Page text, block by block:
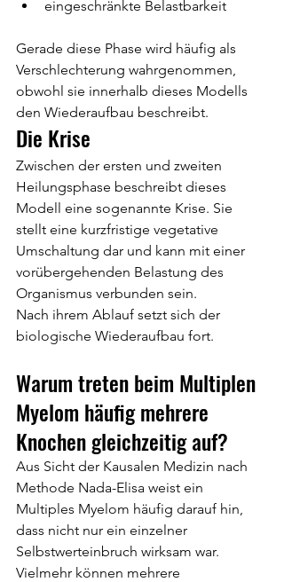
eingeschränkte Belastbarkeit
Gerade diese Phase wird häufig als
Verschlechterung wahrgenommen,
obwohl sie innerhalb dieses Modells
den Wiederaufbau beschreibt.
Die Krise
Zwischen der ersten und zweiten
Heilungsphase beschreibt dieses
Modell eine sogenannte Krise. Sie
stellt eine kurzfristige vegetative
Umschaltung dar und kann mit einer
vorübergehenden Belastung des
Organismus verbunden sein.
Nach ihrem Ablauf setzt sich der
biologische Wiederaufbau fort.
Warum treten beim Multiplen
Myelom häufig mehrere
Knochen gleichzeitig auf?
Aus Sicht der Kausalen Medizin nach
Methode Nada-Elisa weist ein
Multiples Myelom häufig darauf hin,
dass nicht nur ein einzelner
Selbstwerteinbruch wirksam war.
Vielmehr können mehrere